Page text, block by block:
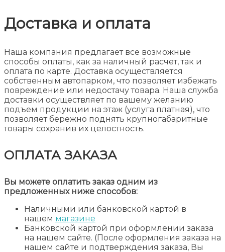
Доставка и оплата
Наша компания предлагает все возможные
способы оплаты, как за наличный расчет, так и
оплата по карте. Доставка осуществляется
собственным автопарком, что позволяет избежать
повреждение или недостачу товара. Наша служба
доставки осуществляет по вашему желанию
подъем продукции на этаж (услуга платная), что
позволяет бережно поднять крупногабаритные
товары сохранив их целостность.
ОПЛАТА ЗАКАЗА
Вы можете оплатить заказ одним из
предложенных ниже способов:
Наличными или банковской картой в
нашем магазине
Банковской картой при оформлении заказа
на нашем сайте. (После оформления заказа на
нашем сайте и подтверждения заказа, Вы